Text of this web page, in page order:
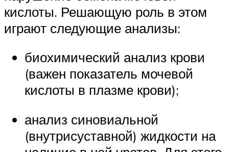
кислоты. Решающую роль в этом
играют следующие анализы:
биохимический анализ крови
(важен показатель мочевой
кислоты в плазме крови);
анализ синовиальной
(внутрисуставной) жидкости на